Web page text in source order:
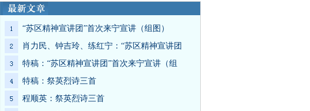
“苏区精神宣讲团”首次来宁宣讲（组图）
肖力民、钟吉玲、练红宁：“苏区精神宣讲团
特稿：“苏区精神宣讲团”首次来宁宣讲（组
特稿：祭英烈诗三首
程顺英：祭英烈诗三首